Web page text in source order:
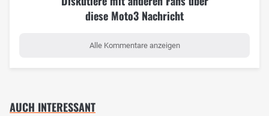
diese Moto3 Nachricht
Alle Kommentare anzeigen
AUCH INTERESSANT